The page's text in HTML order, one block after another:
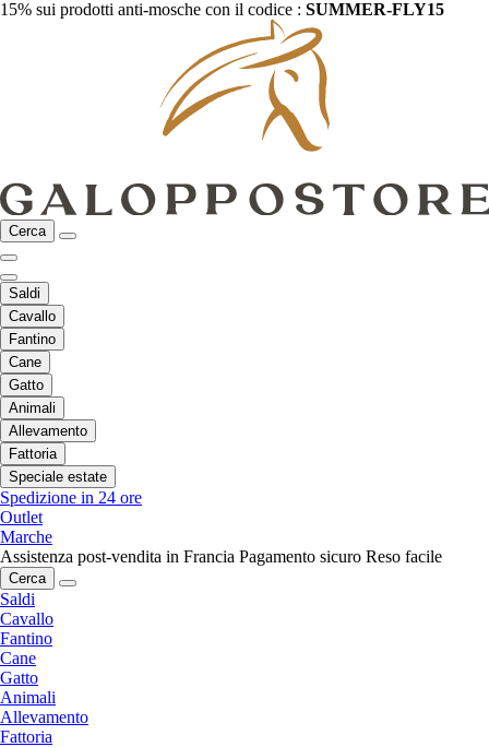
15% sui prodotti anti-mosche con il codice : SUMMER-FLY15
Cerca
Saldi
Cavallo
Fantino
Cane
Gatto
Animali
Allevamento
Fattoria
Speciale estate
Spedizione in 24 ore
Outlet
Marche
Assistenza post-vendita in Francia Pagamento sicuro Reso facile
Cerca
Saldi
Cavallo
Fantino
Cane
Gatto
Animali
Allevamento
Fattoria